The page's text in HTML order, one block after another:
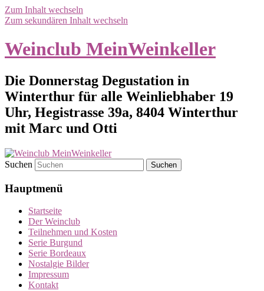
Zum Inhalt wechseln
Zum sekundären Inhalt wechseln
Weinclub MeinWeinkeller
Die Donnerstag Degustation in
Winterthur für alle Weinliebhaber 19
Uhr, Hegistrasse 39a, 8404 Winterthur
mit Marc und Otti
Suchen
Hauptmenü
Startseite
Der Weinclub
Teilnehmen und Kosten
Serie Burgund
Serie Bordeaux
Nostalgie Bilder
Impressum
Kontakt